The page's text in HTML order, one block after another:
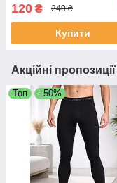
120 ₴ 240 ₴
Купити
Акційні
Топ –50%